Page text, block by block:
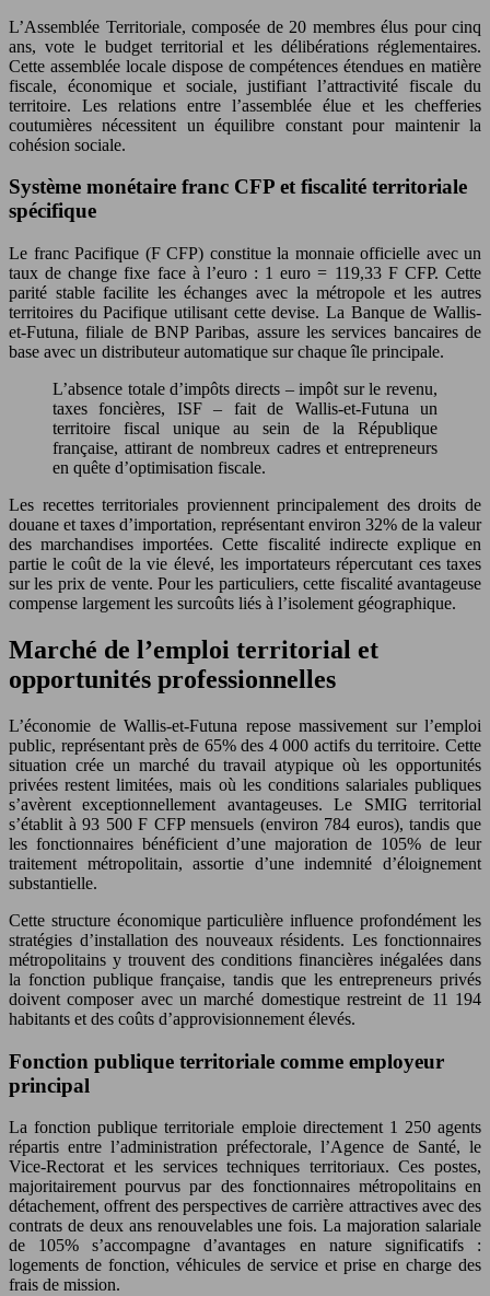
L’Assemblée Territoriale, composée de 20 membres élus pour cinq
ans, vote le budget territorial et les délibérations réglementaires.
Cette assemblée locale dispose de compétences étendues en matière
fiscale, économique et sociale, justifiant l’attractivité fiscale du
territoire. Les relations entre l’assemblée élue et les chefferies
coutumières nécessitent un équilibre constant pour maintenir la
cohésion sociale.
Système monétaire franc CFP et fiscalité territoriale
spécifique
Le franc Pacifique (F CFP) constitue la monnaie officielle avec un
taux de change fixe face à l’euro : 1 euro = 119,33 F CFP. Cette
parité stable facilite les échanges avec la métropole et les autres
territoires du Pacifique utilisant cette devise. La Banque de Wallis-
et-Futuna, filiale de BNP Paribas, assure les services bancaires de
base avec un distributeur automatique sur chaque île principale.
L’absence totale d’impôts directs – impôt sur le revenu,
taxes foncières, ISF – fait de Wallis-et-Futuna un
territoire fiscal unique au sein de la République
française, attirant de nombreux cadres et entrepreneurs
en quête d’optimisation fiscale.
Les recettes territoriales proviennent principalement des droits de
douane et taxes d’importation, représentant environ 32% de la valeur
des marchandises importées. Cette fiscalité indirecte explique en
partie le coût de la vie élevé, les importateurs répercutant ces taxes
sur les prix de vente. Pour les particuliers, cette fiscalité avantageuse
compense largement les surcoûts liés à l’isolement géographique.
Marché de l’emploi territorial et
opportunités professionnelles
L’économie de Wallis-et-Futuna repose massivement sur l’emploi
public, représentant près de 65% des 4 000 actifs du territoire. Cette
situation crée un marché du travail atypique où les opportunités
privées restent limitées, mais où les conditions salariales publiques
s’avèrent exceptionnellement avantageuses. Le SMIG territorial
s’établit à 93 500 F CFP mensuels (environ 784 euros), tandis que
les fonctionnaires bénéficient d’une majoration de 105% de leur
traitement métropolitain, assortie d’une indemnité d’éloignement
substantielle.
Cette structure économique particulière influence profondément les
stratégies d’installation des nouveaux résidents. Les fonctionnaires
métropolitains y trouvent des conditions financières inégalées dans
la fonction publique française, tandis que les entrepreneurs privés
doivent composer avec un marché domestique restreint de 11 194
habitants et des coûts d’approvisionnement élevés.
Fonction publique territoriale comme employeur
principal
La fonction publique territoriale emploie directement 1 250 agents
répartis entre l’administration préfectorale, l’Agence de Santé, le
Vice-Rectorat et les services techniques territoriaux. Ces postes,
majoritairement pourvus par des fonctionnaires métropolitains en
détachement, offrent des perspectives de carrière attractives avec des
contrats de deux ans renouvelables une fois. La majoration salariale
de 105% s’accompagne d’avantages en nature significatifs :
logements de fonction, véhicules de service et prise en charge des
frais de mission.